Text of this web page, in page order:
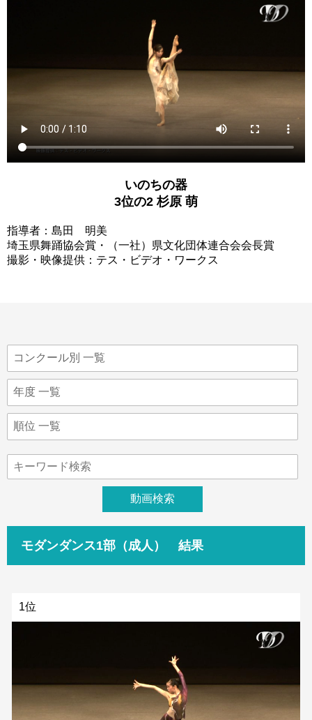
いのちの器
3位の2 杉原 萌
指導者：島田 明美
埼玉県舞踊協会賞・（一社）県文化団体連合会会長賞
撮影・映像提供：テス・ビデオ・ワークス
モダンダンス1部（成人） 結果
1位